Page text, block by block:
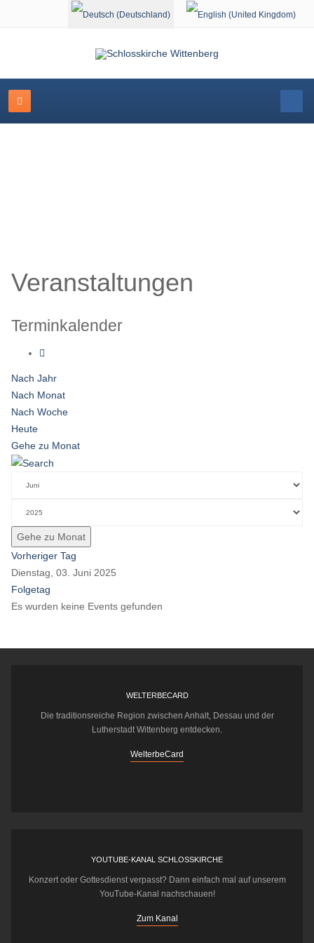
Sprache auswählen
Veranstaltungen
Terminkalender
Nach Jahr
Nach Monat
Nach Woche
Heute
Gehe zu Monat
Gehe zu Monat
Vorheriger Tag
Dienstag, 03. Juni 2025
Folgetag
Es wurden keine Events gefunden
WELTERBECARD
Die traditionsreiche Region zwischen Anhalt, Dessau und der
Lutherstadt Wittenberg entdecken.
WelterbeCard
YOUTUBE-KANAL SCHLOSSKIRCHE
Konzert oder Gottesdienst verpasst? Dann einfach mal auf unserem
YouTube-Kanal nachschauen!
Zum Kanal